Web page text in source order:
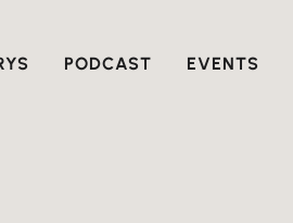
PODCAST EVENTS